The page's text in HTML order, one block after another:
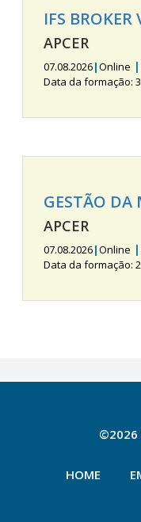
IFS
APCER
07.08.2026|Online |
Data da formação:
GESTÃO DA
APCER
07.08.2026|Online |
Data da formação:
©2026
HOME